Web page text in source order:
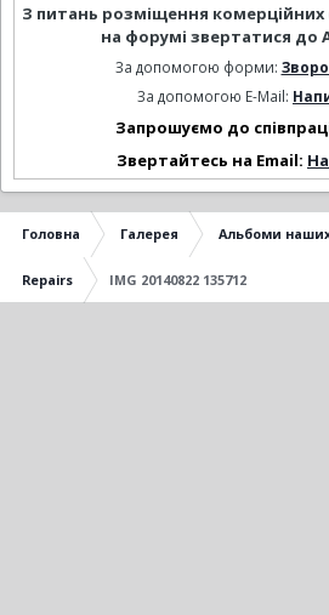
З питань розміщення комерційних
на форумі звертатися до
За допомогою форми:
За допомогою E-Mail:
Запрошуємо до
Звертайтесь на Email:
Головна Галерея Альбоми
Repairs IMG 20140822 135712